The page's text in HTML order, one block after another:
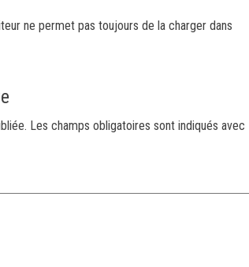
ne permet pas toujours de la charger dans
Les champs obligatoires sont indiqués avec